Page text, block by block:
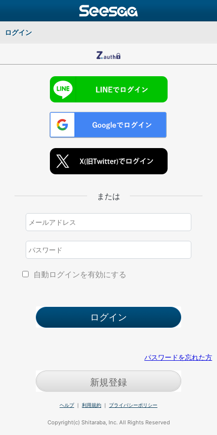
ログイン
または
自動ログインを有効にする
パスワードを忘れた方
新規登録
ヘルプ｜ 利用規約 ｜ プライバシーポリシー
Copyright(c) Shitaraba, Inc. All Rights Reserved